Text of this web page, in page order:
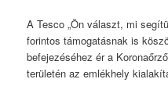
A Tesco „Ön választ, mi
forintos támogatásnak is
befejezéséhez ér a
területén az emlékhely